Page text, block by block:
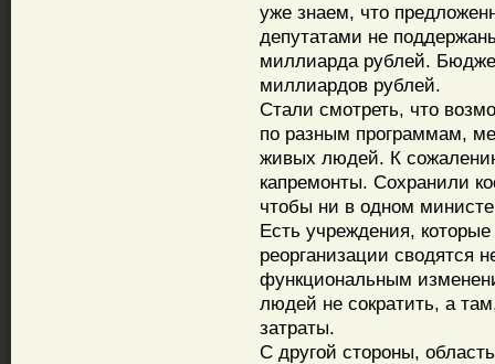
уже знаем, что
депутатами не
миллиарда рублей.
миллиардов рублей.
Стали смотреть, что
по разным программам,
живых людей. К
капремонты. Сохранили
чтобы ни в одном
Есть учреждения,
реорганизации сводятся
функциональным
людей не сократить, а
затраты.
С другой стороны,